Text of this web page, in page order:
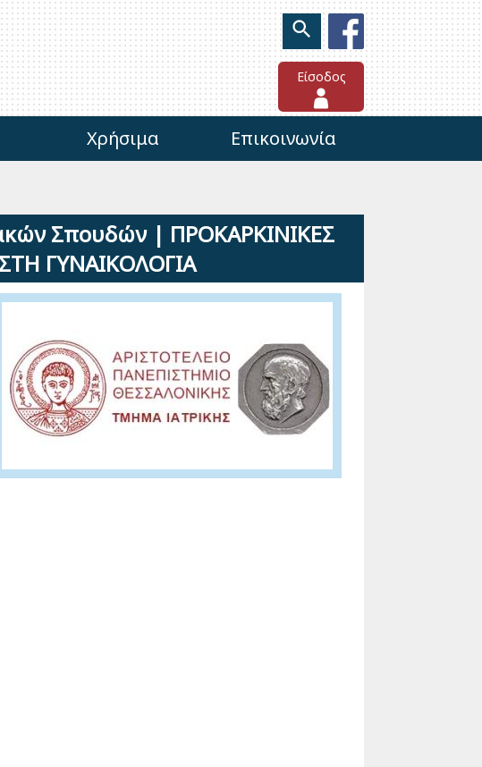
Είσοδος
Χρήσιμα Επικοινωνία
Σπουδών | ΠΡΟΚΑΡΚΙΝΙΚΕΣ
ΓΥΝΑΙΚΟΛΟΓΙΑ